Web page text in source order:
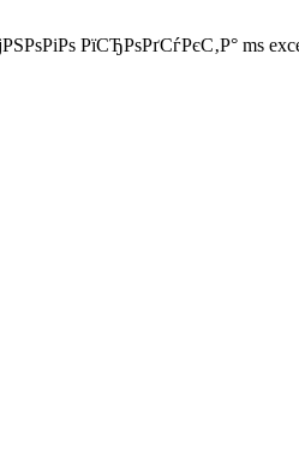
РїСЂРѕРґСѓРєС‚Р° ms